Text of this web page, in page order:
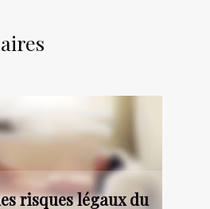
risques légaux du